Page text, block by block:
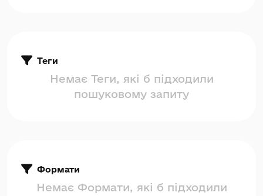
Теги
Немає Теги, які б підходили
пошуковому запиту
Формати
Немає Формати, які б підходили